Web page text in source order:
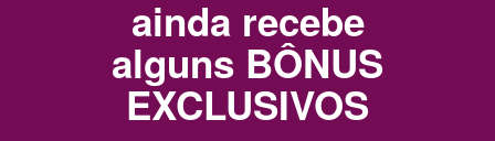
ainda recebe
alguns BÔNUS
EXCLUSIVOS